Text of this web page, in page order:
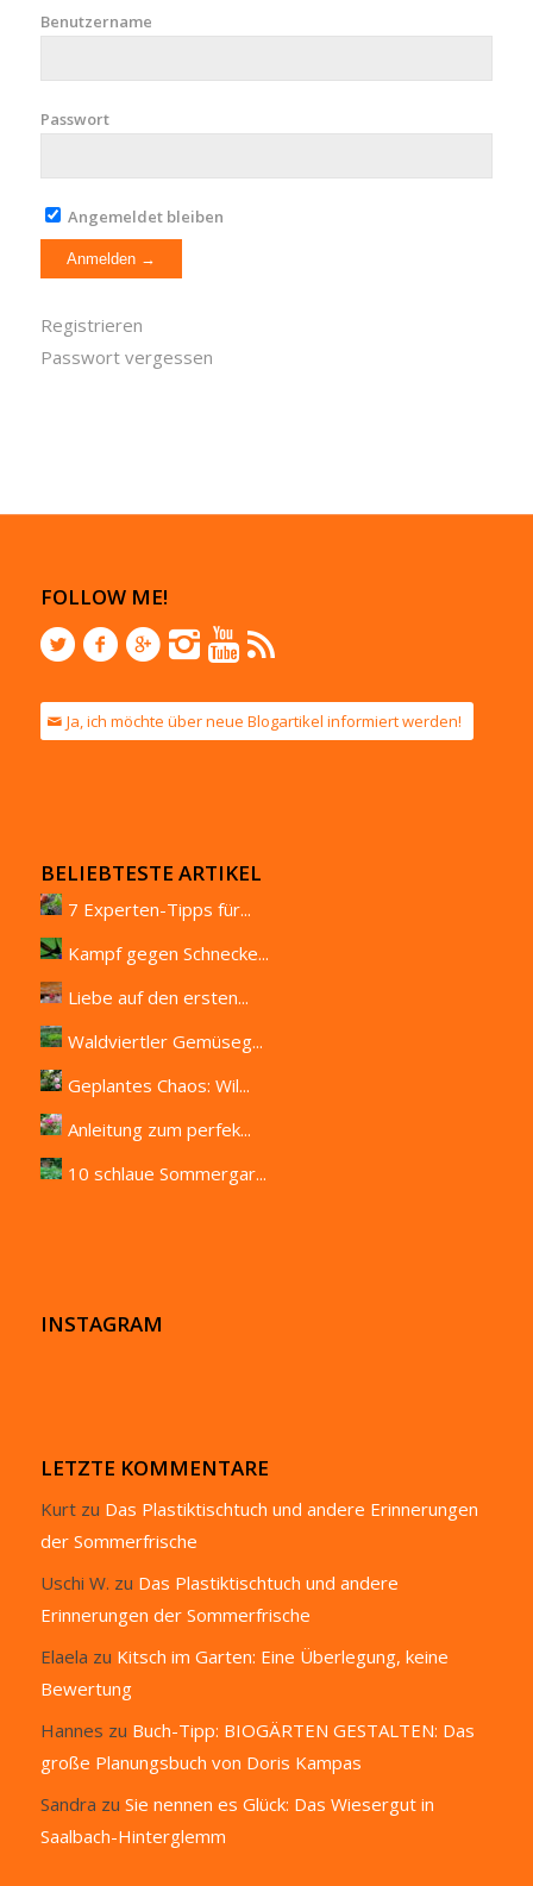
Benutzername
Passwort
Angemeldet bleiben
Registrieren
Passwort vergessen
FOLLOW ME!
Ja, ich möchte über neue Blogartikel informiert werden!
BELIEBTESTE ARTIKEL
7 Experten-Tipps für...
Kampf gegen Schnecke...
Liebe auf den ersten...
Waldviertler Gemüseg...
Geplantes Chaos: Wil...
Anleitung zum perfek...
10 schlaue Sommergar...
INSTAGRAM
LETZTE KOMMENTARE
Kurtzu Das Plastiktischtuch und andere Erinnerungen
der Sommerfrische
Uschi W. zu Das Plastiktischtuch und andere
Erinnerungen der Sommerfrische
Elaela zu Kitsch im Garten: Eine Überlegung, keine
Bewertung
Hannes zu Buch-Tipp: BIOGÄRTEN GESTALTEN: Das
große Planungsbuch von Doris Kampas
Sandra zu Sie nennen es Glück: Das Wiesergut in
Saalbach-Hinterglemm